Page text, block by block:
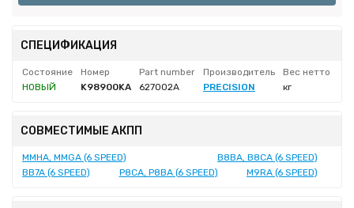
СПЕЦИФИКАЦИЯ
Состояние Номер Part number Производитель
Вес нетто
НОВЫЙ
K98900KA 627002A PRECISION кг
СОВМЕСТИМЫЕ АКПП
MMHA, MMGA (6 SPEED)
B8BA, B8CA (6 SPEED)
BB7A (6 SPEED)
P8CA, P8BA (6 SPEED) M9RA (6 SPEED)